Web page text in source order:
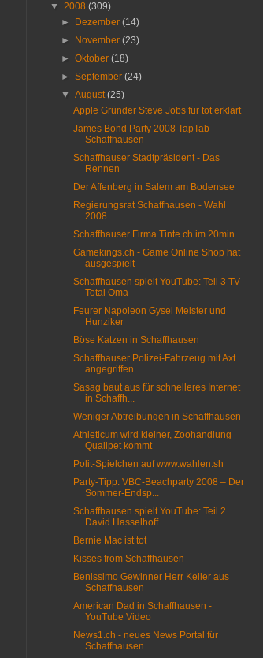
▼ 2008 (309)
►
Dezember(14)
►
November(23)
►Oktober(18)
►September(24)
▼August(25)
Apple Gründer Steve Jobs für tot erklärt
James Bond Party 2008 TapTab
Schaffhausen
Schaffhauser Stadtpräsident - Das
Rennen
Der Affenberg in Salem am Bodensee
Regierungsrat Schaffhausen - Wahl
2008
Schaffhauser Firma Tinte.ch im 20min
Gamekings.ch - Game Online Shop hat
ausgespielt
Schaffhausen spielt YouTube: Teil 3 TV
Total Oma
Feurer Napoleon Gysel Meister und
Hunziker
Böse Katzen in Schaffhausen
Schaffhauser Polizei-Fahrzeug mit Axt
angegriffen
Sasag baut aus für schnelleres Internet
in Schaffh...
Weniger Abtreibungen in Schaffhausen
Athleticum wird kleiner, Zoohandlung
Qualipet kommt
Polit-Spielchen auf www.wahlen.sh
Party-Tipp: VBC-Beachparty 2008 – Der
Sommer-Endsp...
Schaffhausen spielt YouTube: Teil 2
David Hasselhoff
Bernie Mac ist tot
Kisses from Schaffhausen
Benissimo Gewinner Herr Keller aus
Schaffhausen
American Dad in Schaffhausen -
YouTube Video
News1.ch - neues News Portal für
Schaffhausen